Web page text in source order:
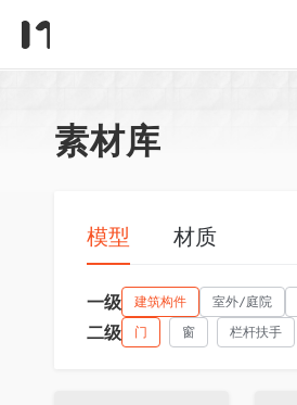
素材库
模型 材质
一级 建筑构件 室外/庭院
二级 门 窗 栏杆扶手